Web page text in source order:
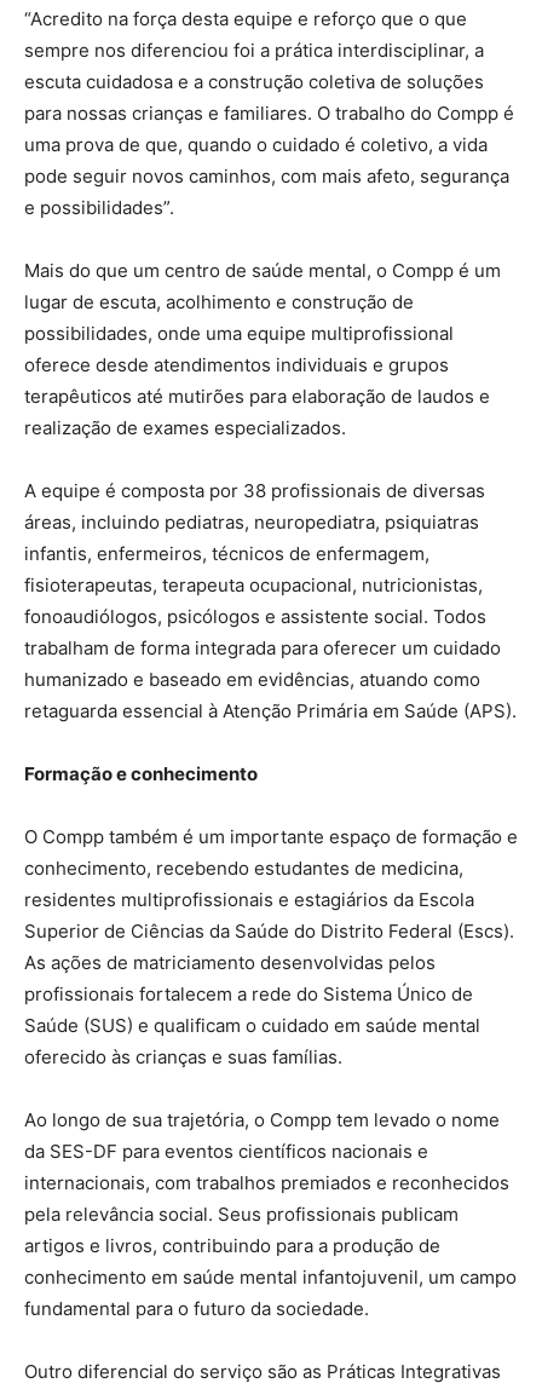
“Acredito na força desta equipe e reforço que o que
sempre nos diferenciou foi a prática interdisciplinar, a
escuta cuidadosa e a construção coletiva de soluções
para nossas crianças e familiares. O trabalho do Compp é
uma prova de que, quando o cuidado é coletivo, a vida
pode seguir novos caminhos, com mais afeto, segurança
e possibilidades”.
Mais do que um centro de saúde mental, o Compp é um
lugar de escuta, acolhimento e construção de
possibilidades, onde uma equipe multiprofissional
oferece desde atendimentos individuais e grupos
terapêuticos até mutirões para elaboração de laudos e
realização de exames especializados.
A equipe é composta por 38 profissionais de diversas
áreas, incluindo pediatras, neuropediatra, psiquiatras
infantis, enfermeiros, técnicos de enfermagem,
fisioterapeutas, terapeuta ocupacional, nutricionistas,
fonoaudiólogos, psicólogos e assistente social. Todos
trabalham de forma integrada para oferecer um cuidado
humanizado e baseado em evidências, atuando como
retaguarda essencial à Atenção Primária em Saúde (APS).
Formação e conhecimento
O Compp também é um importante espaço de formação e
conhecimento, recebendo estudantes de medicina,
residentes multiprofissionais e estagiários da Escola
Superior de Ciências da Saúde do Distrito Federal (Escs).
As ações de matriciamento desenvolvidas pelos
profissionais fortalecem a rede do Sistema Único de
Saúde (SUS) e qualificam o cuidado em saúde mental
oferecido às crianças e suas famílias.
Ao longo de sua trajetória, o Compp tem levado o nome
da SES-DF para eventos científicos nacionais e
internacionais, com trabalhos premiados e reconhecidos
pela relevância social. Seus profissionais publicam
artigos e livros, contribuindo para a produção de
conhecimento em saúde mental infantojuvenil, um campo
fundamental para o futuro da sociedade.
Outro diferencial do serviço são as Práticas Integrativas